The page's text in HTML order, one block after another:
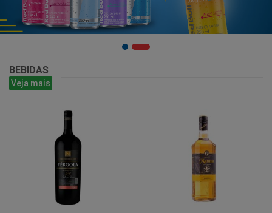
BEBIDAS
Veja mais